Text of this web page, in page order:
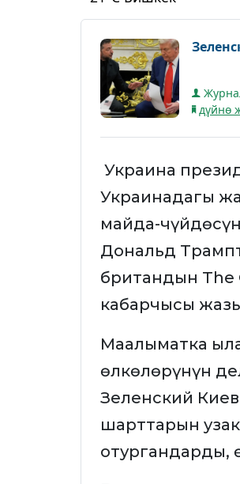
дүйнө
Украина
Украинадагы
майда-
Дональд
британдын The
кабарчысы
Маалыматка
өлкөлөрүнүн
Зеленский
шарттарын
отургандарды,